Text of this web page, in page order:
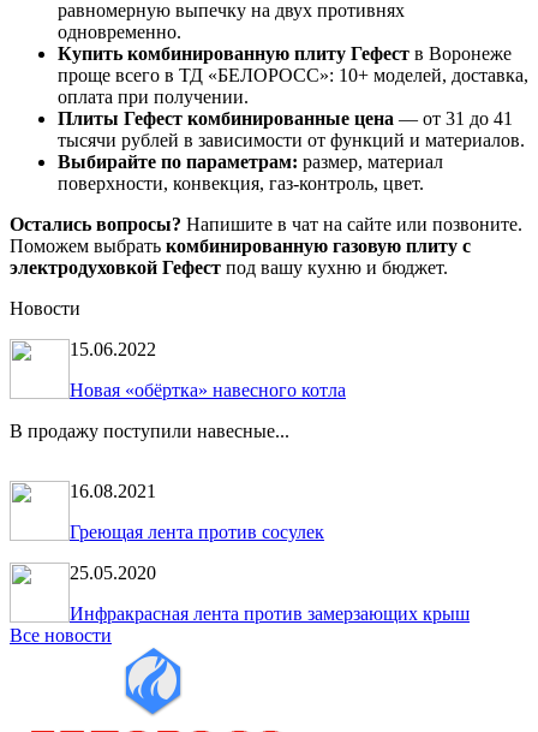
равномерную выпечку на двух противнях
одновременно.
Купить комбинированную плиту Гефест в Воронеже
проще всего в ТД «БЕЛОРОСС»: 10+ моделей, доставка,
оплата при получении.
Плиты Гефест комбинированные цена — от 31 до 41
тысячи рублей в зависимости от функций и материалов.
Выбирайте по параметрам: размер, материал
поверхности, конвекция, газ-контроль, цвет.
Остались вопросы? Напишите в чат на сайте или позвоните.
Поможем выбрать комбинированную газовую плиту с
электродуховкой Гефест под вашу кухню и бюджет.
Новости
15.06.2022
Новая «обёртка» навесного котла
В продажу поступили навесные...
16.08.2021
Греющая лента против сосулек
25.05.2020
Инфракрасная лента против замерзающих крыш
Все новости